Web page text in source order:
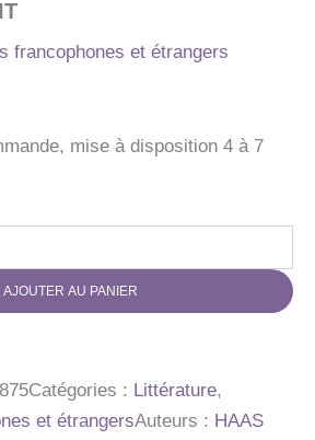
francophones et étrangers
mise à disposition 4 à 7
AJOUTER AU PANIER
Catégories : Littérature,
et étrangersAuteurs : HAAS